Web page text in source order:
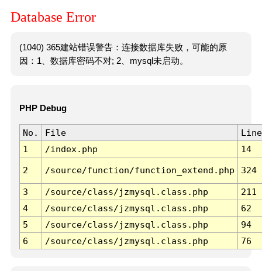
Database Error
(1040) 365建站错误警告：连接数据库失败，可能的原
因：1、数据库密码不对; 2、mysql未启动。
PHP Debug
No. File
Line
1
/index.php 14
2 /source/function/function_extend.php 324
3 /source/class/jzmysql.class.php
211
4
/source/class/jzmysql.class.php
62
5
/source/class/jzmysql.class.php
94
6
/source/class/jzmysql.class.php 76